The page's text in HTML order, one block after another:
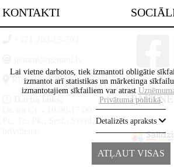
KONTAKTI
Rīga, Lāčplēšā iela 88
Pr., Tr., Pk., Sest., Svētd. -
Lai vietne darbotos, tiek izmantoti obligātie
izmantot arī statistikas un mārketinga
izmantotajiem sīkfailiem var atrast
Privātuma politikā.
Detalizēts apraksts
ATĻAUT VISAS